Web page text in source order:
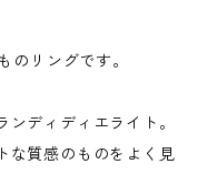
のリングです。
ディディエライト。
な質感のものをよく見